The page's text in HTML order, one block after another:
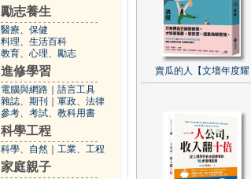
勵志養生
醫療、保健
料理、生活百科
教育、心理、勵志
進修學習
電腦與網路
語言工具
雜誌、期刊
軍政、法律
參考、考試、教科用書
科學工程
科學、自然 工業、工程
家庭親子
賣瓜的人【文壇年度耀